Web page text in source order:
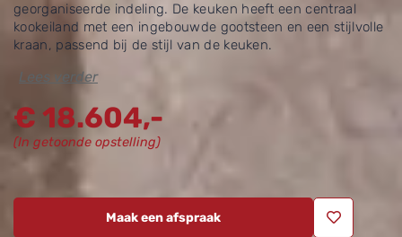
georganiseerde indeling. De keuken heeft een centraal
kookeiland met een ingebouwde gootsteen en een stijlvolle
kraan, passend bij de stijl van de keuken.
Lees verder
€ 18.604,-
(In getoonde opstelling)
Maak een afspraak